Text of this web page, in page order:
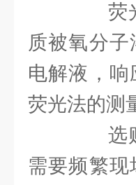
荧光
质被氧分
电解液，
荧光法的测
选购
需要频繁